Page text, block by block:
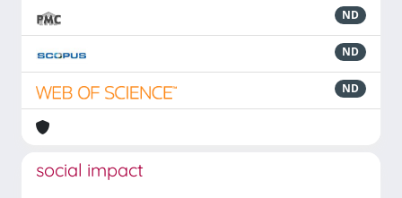
ND
ND
ND
social impact